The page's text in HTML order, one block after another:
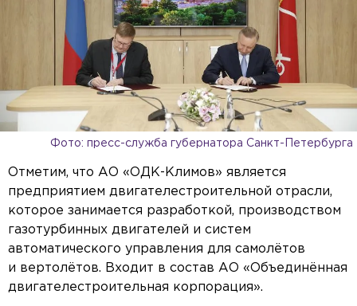
Фото: пресс-служба губернатора Санкт-Петербурга
Отметим, что АО «ОДК-Климов» является
предприятием двигателестроительной отрасли,
которое занимается разработкой, производством
газотурбинных двигателей и систем
автоматического управления для самолётов
и вертолётов. Входит в состав АО «Объединённая
двигателестроительная корпорация».